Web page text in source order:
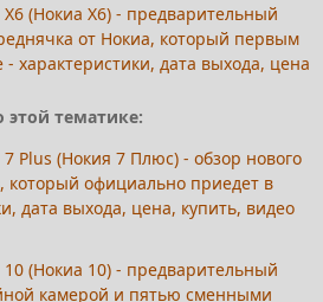
X6 (Нокиа Х6) - предварительный
от Нокиа, который первым
характеристики, дата выхода, цена
тематике:
7 Plus (Нокия 7 Плюс) - обзор нового
который официально приедет в
дата выхода, цена, купить, видео
10 (Нокиа 10) - предварительный
камерой и пятью сменными